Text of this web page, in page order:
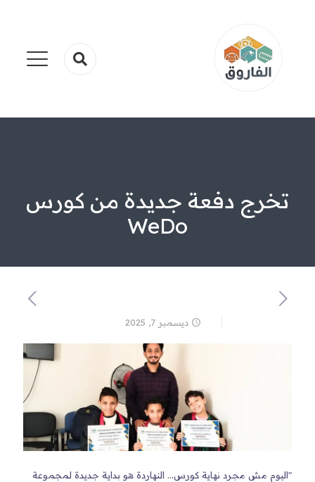
تخرج دفعة جديدة من كورس
WeDo
ديسمبر 7, 2025
"اليوم مش مجرد نهاية كورس… النهاردة هو بداية جديدة لمجموعة